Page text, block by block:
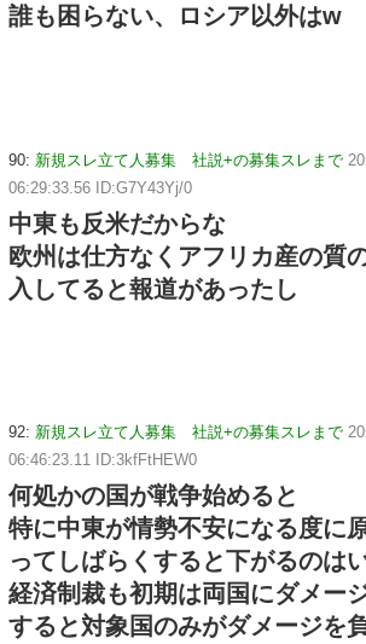
誰も困らない、ロシア以外はw
90: 新規スレ立て人募集 社説+の募集スレまで
06:29:33.56 ID:G7Y43Yj/0
中東も反米だからな
欧州は仕方なくアフリカ産の質
入してると報道があったし
92: 新規スレ立て人募集 社説+の募集スレまで
06:46:23.11 ID:3kfFtHEW0
何処かの国が戦争始めると
特に中東が情勢不安になる度に
ってしばらくすると下がるのは
経済制裁も初期は両国にダメー
すると対象国のみがダメージを